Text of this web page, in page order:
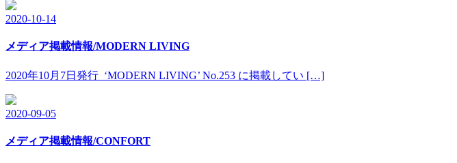
2020-10-14
メディア掲載情報/MODERN LIVING
2020年10月7日発行 ‘MODERN LIVING’ No.253 に掲載してい […]
2020-09-05
メディア掲載情報/CONFORT